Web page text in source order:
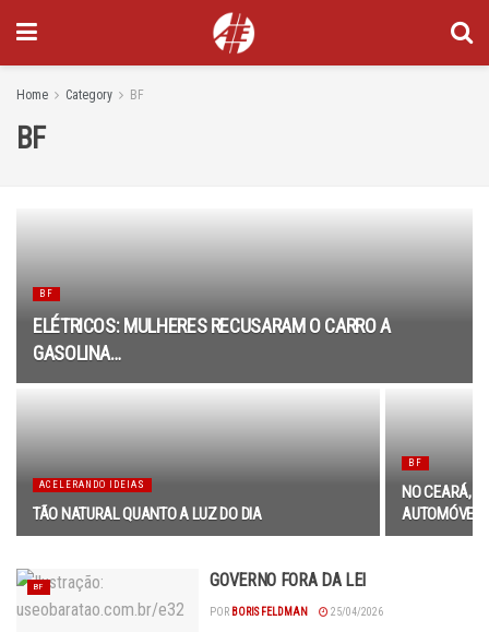
Home Category BF
BF
BF
ELÉTRICOS: MULHERES RECUSARAM O CARRO A
GASOLINA…
ACELERANDO IDEIAS
TÃO NATURAL QUANTO A LUZ DO DIA
BF
NO CEARÁ, A
AUTOMÓVEIS
BF GOVERNO FORA DA LEI
POR BORIS FELDMAN 25/04/2026